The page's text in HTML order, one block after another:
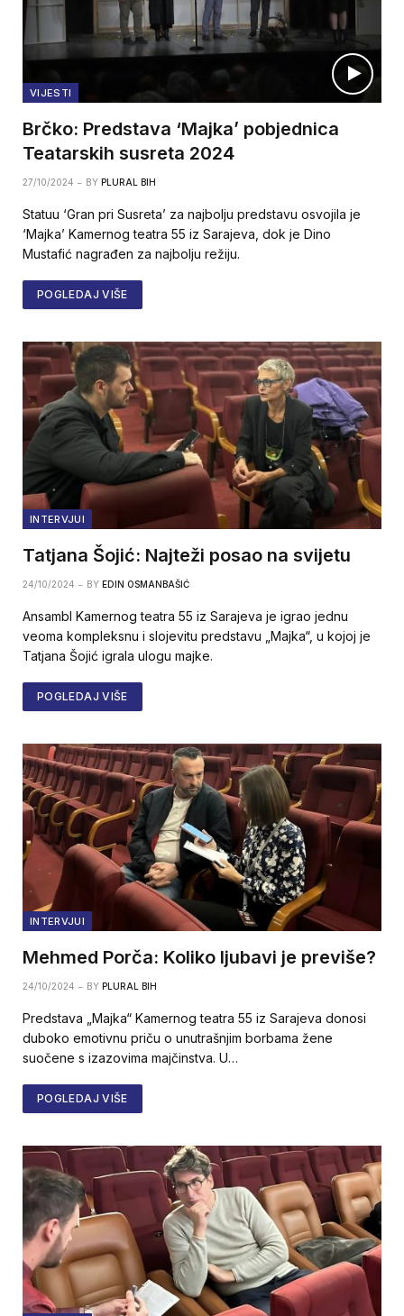
VIJESTI
Brčko: Predstava ‘Majka’ pobjednica
Teatarskih susreta 2024
27/10/2024 BY PLURAL BIH
Statuu ‘Gran pri Susreta’ za najbolju predstavu osvojila je
‘Majka’ Kamernog teatra 55 iz Sarajeva, dok je Dino
Mustafić nagrađen za najbolju režiju.
POGLEDAJ VIŠE
INTERVJUI
Tatjana Šojić: Najteži posao na svijetu
24/10/2024 BY EDIN OSMANBAŠIĆ
Ansambl Kamernog teatra 55 iz Sarajeva je igrao jednu
veoma kompleksnu i slojevitu predstavu „Majka“, u kojoj je
Tatjana Šojić igrala ulogu majke.
POGLEDAJ VIŠE
INTERVJUI
Mehmed Porča: Koliko ljubavi je previše?
24/10/2024 BY PLURAL BIH
Predstava „Majka“ Kamernog teatra 55 iz Sarajeva donosi
duboko emotivnu priču o unutrašnjim borbama žene
suočene s izazovima majčinstva. U…
POGLEDAJ VIŠE